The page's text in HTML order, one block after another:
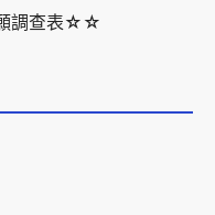
調查表☆☆